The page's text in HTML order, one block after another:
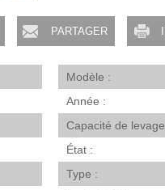
PARTAGER
Modèle
Année
Capacité de levage
État
Type